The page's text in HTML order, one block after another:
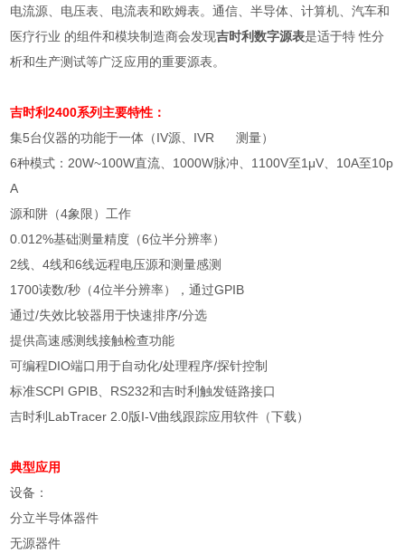
电流源、电压表、电流表和欧姆表。通信、半导体、计算机、汽车和
医疗行业 的组件和模块制造商会发现吉时利数字源表是适于特 性分
析和生产测试等广泛应用的重要源表。
吉时利2400系列主要特性：
集5台仪器的功能于一体（IV源、 IVR测量）
6种模式： 20W~100W直流、 1000W脉冲、 1100V至1 μV 10A至10p
A
源和阱（4象限）工作
0.012%基础测量精度（6位半分辨率）
2线、4线和6线远程电压源和测量感测
1700读数/秒（4位半分辨率），通过GPIB
通过/失效比较器用于快速排序/分选
提供高速感测线接触检查功能
可编程DIO端口用于自动化/处理程序/探针控制
标准SCPI GPIB RS232和吉时利触发链路接口
吉时利 LabTracer 2.0版I-V曲线跟踪应用软件（下载）
典型应用
设备：
分立半导体器件
无源器件